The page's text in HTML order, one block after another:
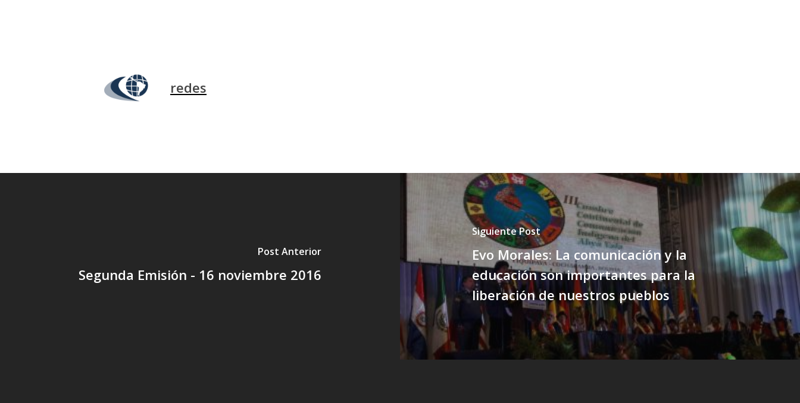
redes
Post Anterior
Segunda Emisión - 16 noviembre 2016
Siguiente Post
Evo Morales: La comunicación y la
educación son importantes para la
liberación de nuestros pueblos